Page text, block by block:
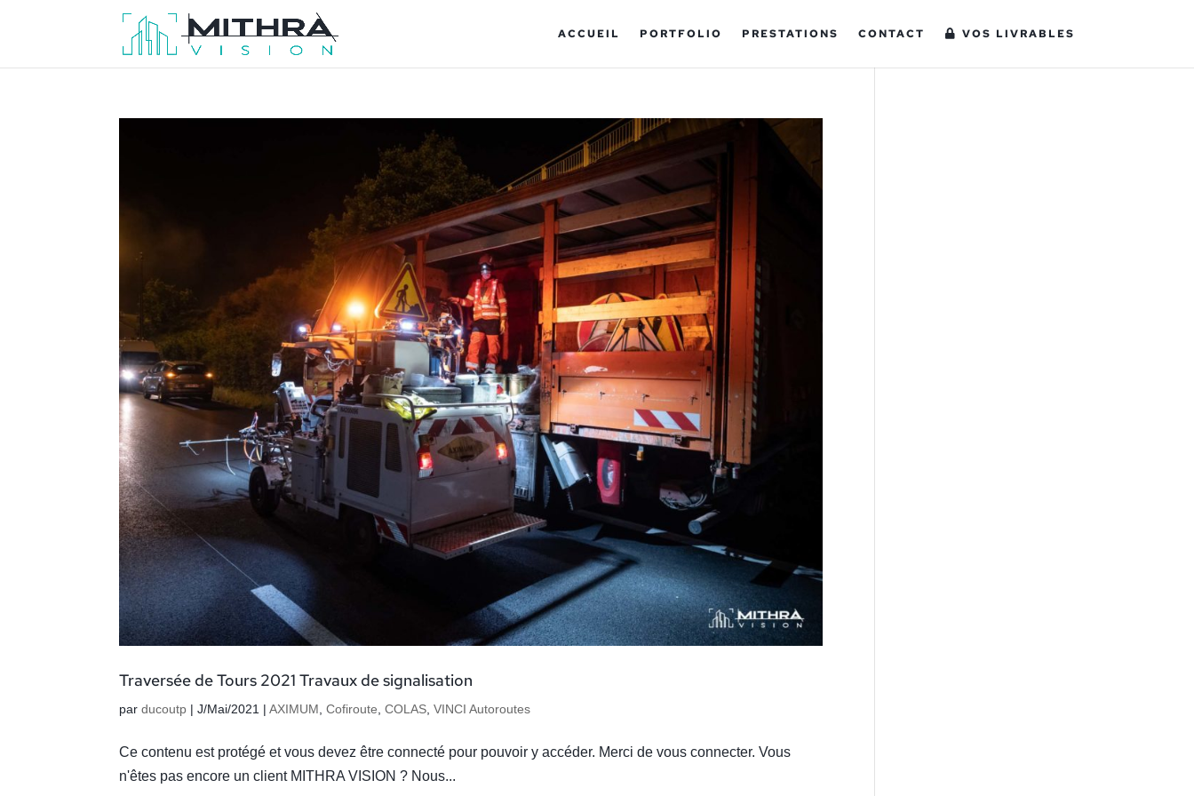
ACCUEIL PORTFOLIO PRESTATIONS CONTACT VOS LIVRABLES
Traversée de Tours 2021 Travaux de signalisation
parducoutp |J/Mai/2021 |AXIMUM ,Cofiroute ,COLAS ,VINCI Autoroutes
Ce contenu est protégé et vous devez être connecté pour pouvoir y accéder. Merci de vous connecter. Vous
n'êtes pas encore un client MITHRA VISION ? Nous...